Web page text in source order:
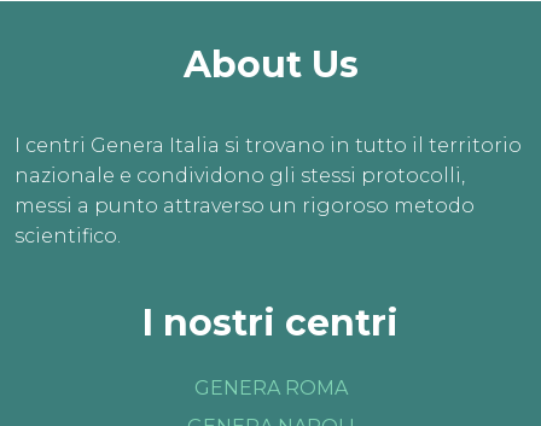
About Us
I centri Genera Italia si trovano in tutto il territorio
nazionale e condividono gli stessi protocolli,
messi a punto attraverso un rigoroso metodo
scientifico.
I nostri centri
GENERA ROMA